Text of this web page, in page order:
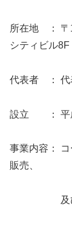
所在地 ： 〒
シティビル8F
代表者 ： 代
設立 ： 平
事業内容：
販売、
及びその